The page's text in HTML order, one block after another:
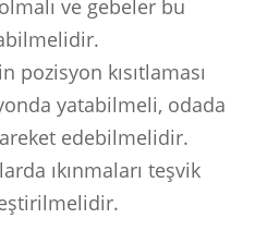
ve gebeler bu
pozisyon kısıtlaması
yatabilmeli, odada
edebilmelidir.
ıkınmaları teşvik